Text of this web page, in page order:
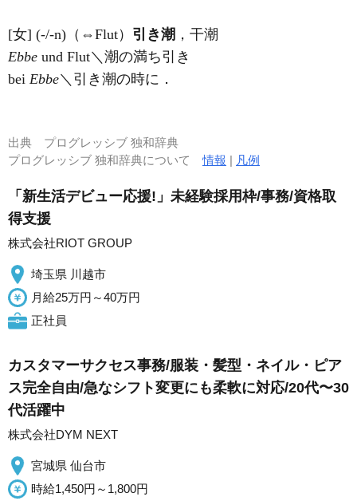
[女] (-/-n)（⇔Flut） 引き潮 ，干潮
Ebbe und Flut＼潮の満ち引き
bei Ebbe＼引き潮の時に．
出典 プログレッシブ 独和辞典
プログレッシブ 独和辞典について情報 | 凡例
「新生活デビュー応援!」未経験採用枠/事務/資格取
得支援
株式会社RIOT GROUP
埼玉県 川越市
月給25万円～40万円
正社員
カスタマーサクセス事務/服装・髪型・ネイル・ピア
ス完全自由/急なシフト変更にも柔軟に対応/20代〜30
代活躍中
株式会社DYM NEXT
宮城県 仙台市
時給1,450円～1,800円